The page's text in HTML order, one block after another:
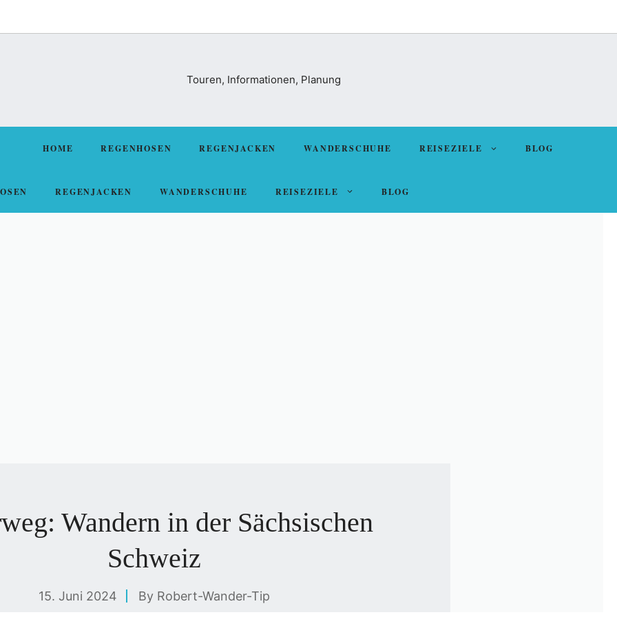
Touren, Informationen, Planung
HOME REGENHOSEN REGENJACKEN WANDERSCHUHE REISEZIELE BLOG
REGENJACKEN WANDERSCHUHE REISEZIELE BLOG
Wandern in der Sächsischen
Schweiz
15. Juni 2024 By Robert-Wander-Tip